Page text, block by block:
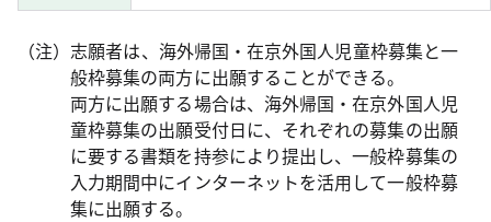
（注） 志願者は、海外帰国・在京外国人児童枠募集と一
般枠募集の両方に出願することができる。
両方に出願する場合は、海外帰国・在京外国人児
童枠募集の出願受付日に、それぞれの募集の出願
に要する書類を持参により提出し、一般枠募集の
入力期間中にインターネットを活用して一般枠募
集に出願する。